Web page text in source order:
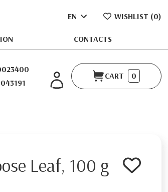
CONTACTS
EN WISHLIST (0)
CART 0
Leaf, 100 g